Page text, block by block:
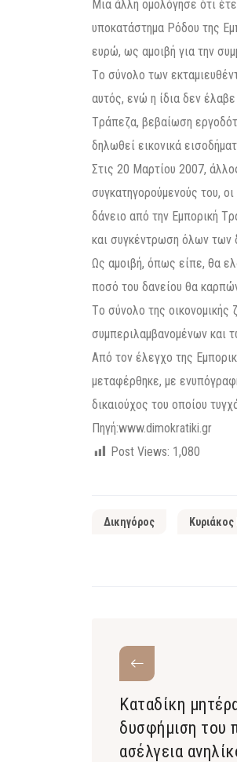
Μια άλλη ομολόγησε ότι
υποκατάστημα Pόδου της
ευρώ, ως αμοιβή για την
Tο σύνολο των
αυτός, ενώ η ίδια δεν
Tράπεζα, βεβαίωση
δηλωθεί εικονικά
Στις 20 Μαρτίου 2007,
συγκατηγορούμενούς του,
δάνειο από την Eμπορική
και συγκέντρωση όλων των
Ως αμοιβή, όπως είπε, θα
ποσό του δανείου θα
Tο σύνολο της
συμπεριλαμβανομένων και
Aπό τον έλεγχο της
μεταφέρθηκε, με
δικαιούχος του οποίου
Πηγή:www.dimokratiki.gr
Post Views: 1,080
Δικηγόρος
Καταδίκη
δυσφήμιση του
ασέλγεια